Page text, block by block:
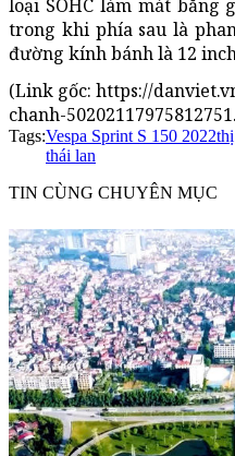
loại SOHC làm mát bằng
trong khi phía sau là
đường kính bánh là 12
(Link gốc: https://
chanh-
Tags:Vespa Sprint S 150 2022
thái lan
TIN CÙNG CHUYÊN MỤC